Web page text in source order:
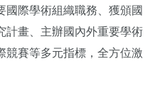
國際學術組織職務、獲頒國
計畫、主辦國內外重要學術
競賽等多元指標，全方位激